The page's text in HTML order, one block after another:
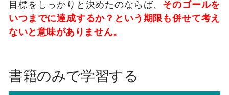
目標をしっかりと決めたのならば、 そのゴールを
いつまでに達成するか？という期限も併せて考え
ないと意味がありません。
書籍のみで学習する